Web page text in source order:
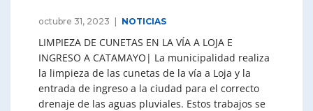
octubre 31, 2023 NOTICIAS
LIMPIEZA DE CUNETAS EN LA VÍA A LOJA E
INGRESO A CATAMAYO| La municipalidad realiza
la limpieza de las cunetas de la vía a Loja y la
entrada de ingreso a la ciudad para el correcto
drenaje de las aguas pluviales. Estos trabajos se